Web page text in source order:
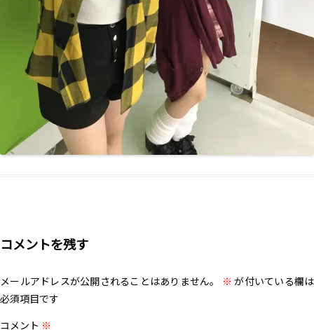
コメントを残す
メールアドレスが公開されることはありません。 ※ が付いている欄は
必須項目です
コメント ※